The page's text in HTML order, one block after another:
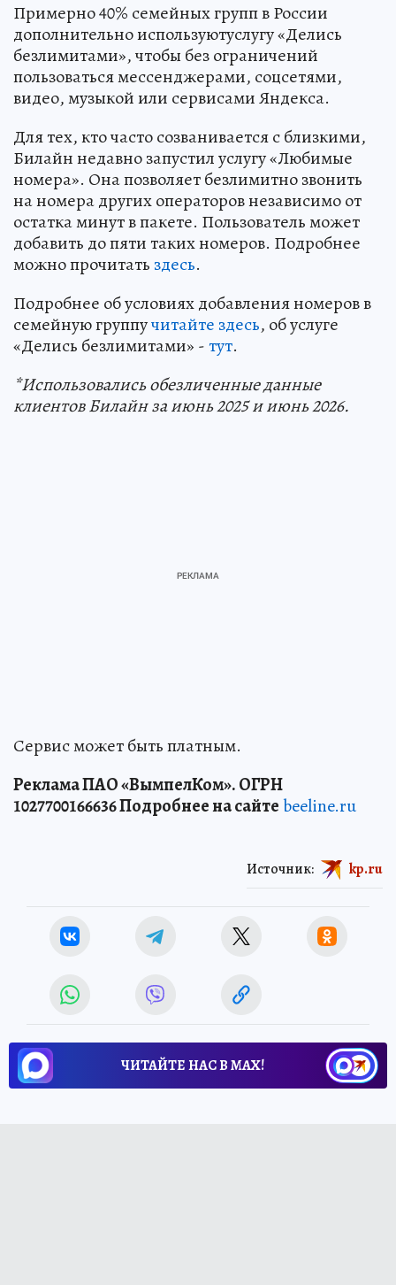
Примерно 40% семейных групп в России
дополнительно используютуслугу «Делись
безлимитами», чтобы без ограничений
пользоваться мессенджерами, соцсетями,
видео, музыкой или сервисами Яндекса.
Для тех, кто часто созванивается с близкими,
Билайн недавно запустил услугу «Любимые
номера». Она позволяет безлимитно звонить
на номера других операторов независимо от
остатка минут в пакете. Пользователь может
добавить до пяти таких номеров. Подробнее
можно прочитать здесь.
Подробнее об условиях добавления номеров в
семейную группучитайте здесь, об услуге
«Делись безлимитами» -тут.
*Использовались обезличенные данные
клиентов Билайн за июнь 2025 и июнь 2026.
Сервис может быть платным.
Реклама ПАО «ВымпелКом». ОГРН
1027700166636 Подробнее на сайтеbeeline.ru
Источник: kp.ru
ЧИТАЙТЕ НАС В МАХ!